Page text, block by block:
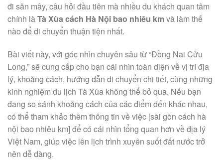
đi săn mây, câu hỏi đầu tiên mà nhiều du khách quan tâm
chính làTà Xùa cách Hà Nội bao nhiêu kmvà làm thế
nào để di chuyển thuận tiện nhất.
Bài viết này, với góc nhìn chuyên sâu từ “Đồng Nai Cửu
Long,” sẽ cung cấp cho bạn cái nhìn toàn diện về vị trí địa
lý, khoảng cách, hướng dẫn di chuyển chi tiết, cùng những
kinh nghiệm du lịch Tà Xùa không thể bỏ qua. Nếu bạn
đang so sánh khoảng cách của các điểm đến khác nhau,
có thể tham khảo thêm thông tin về việc [sài gòn cách hà
nội bao nhiêu km] để có cái nhìn tổng quan hơn về địa lý
Việt Nam, giúp việc lên lịch trình xuyên suốt đất nước trở
nên dễ dàng.